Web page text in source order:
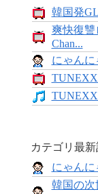
韓国発
爽快復讐
Chan...
にゃん
カテゴリ最
にゃん
韓国の次